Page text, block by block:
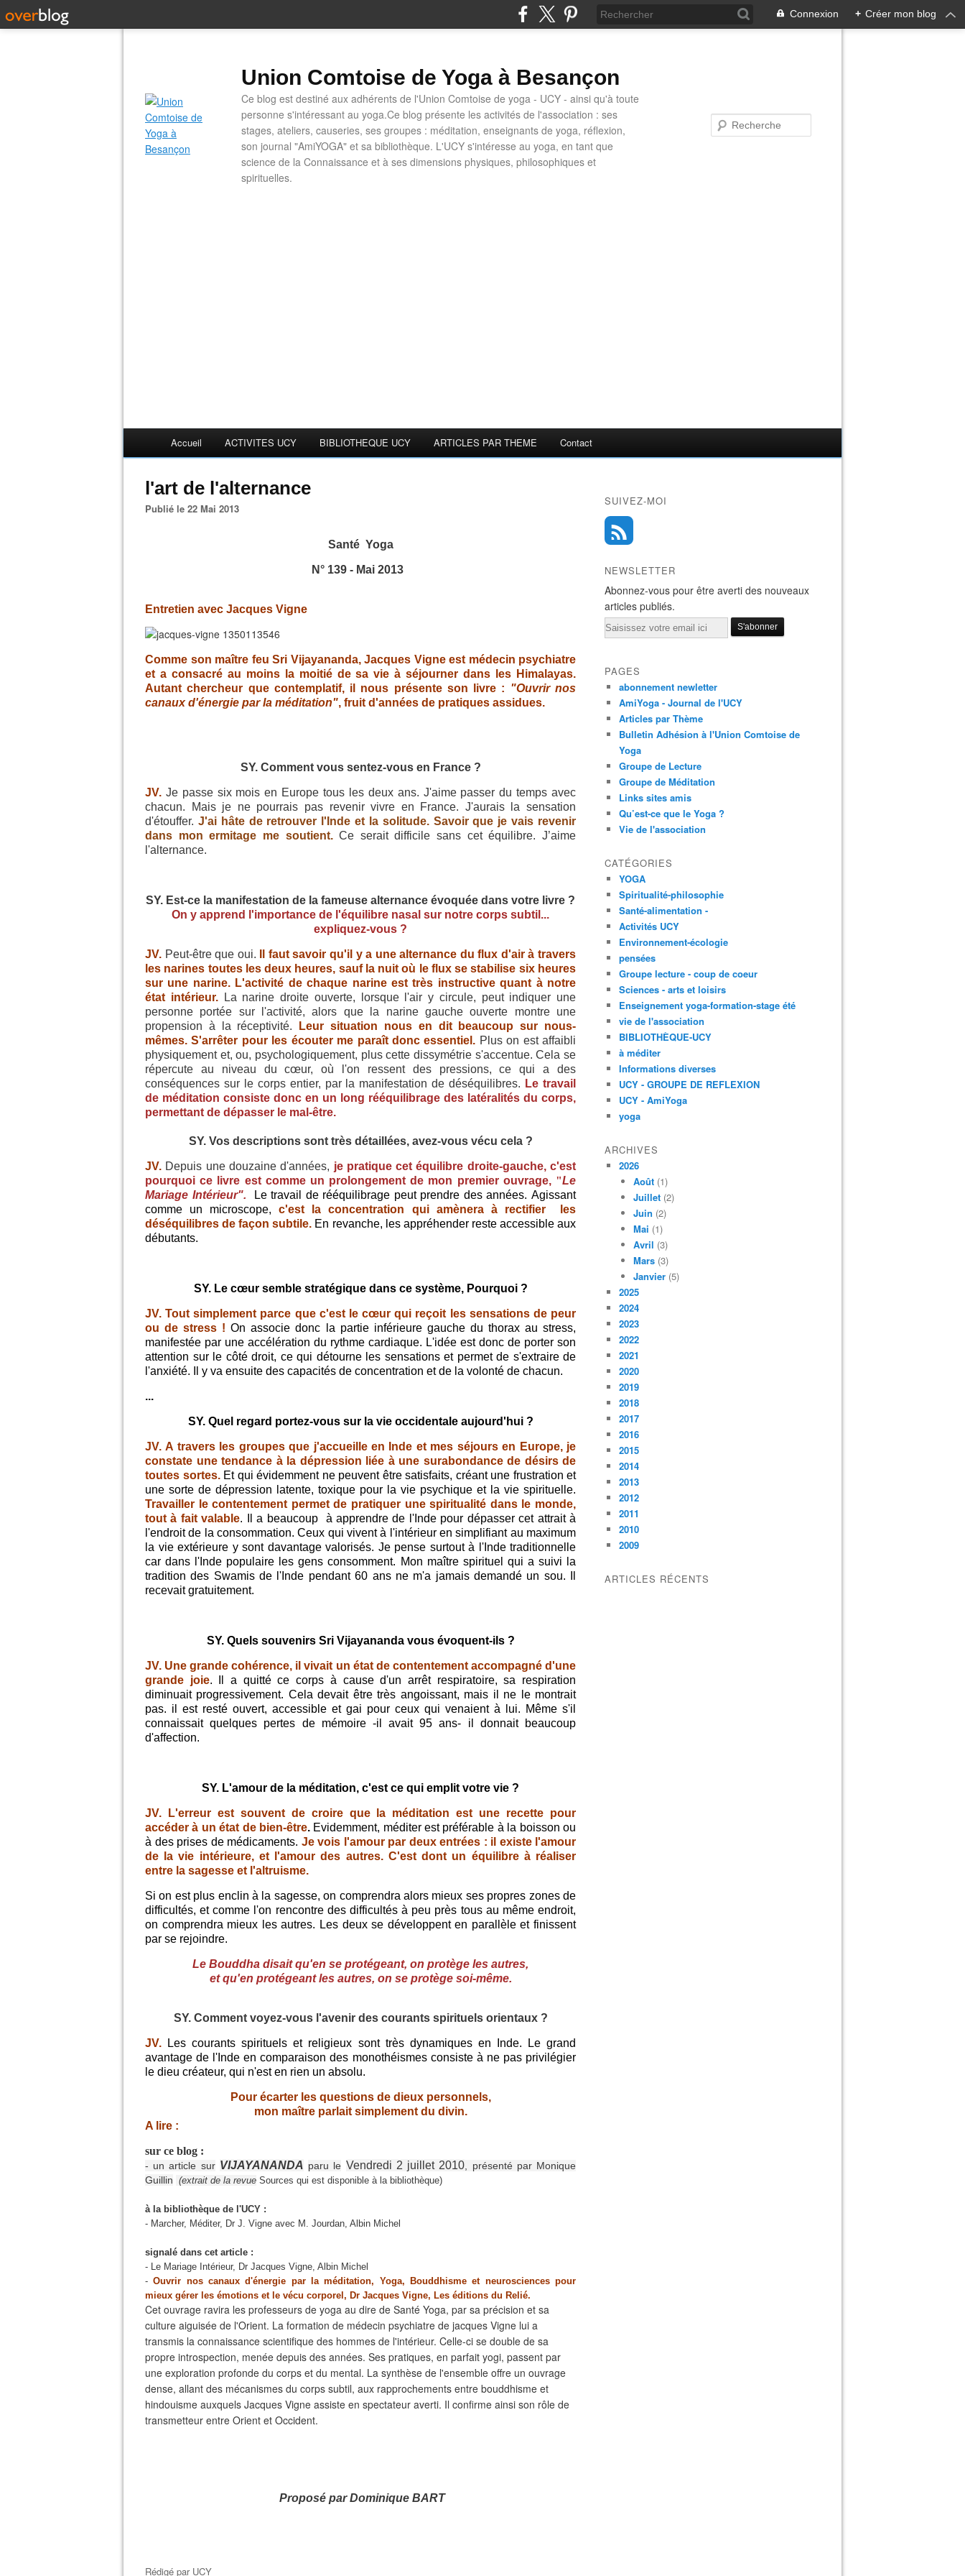
Connexion + Créer mon blog
Union Comtoise de Yoga à Besançon
Ce blog est destiné aux adhérents de l'Union Comtoise de yoga - UCY - ainsi qu'à toute
personne s'intéressant au yoga.Ce blog présente les activités de l'association : ses
stages, ateliers, causeries, ses groupes : méditation, enseignants de yoga, réflexion,
son journal "AmiYOGA" et sa bibliothèque. L'UCY s'intéresse au yoga, en tant que
science de la Connaissance et à ses dimensions physiques, philosophiques et
spirituelles.
Accueil ACTIVITES UCY BIBLIOTHEQUE UCY ARTICLES PAR THEME Contact
l'art de l'alternance
Publié le 22 Mai 2013
Santé Yoga
N° 139 - Mai 2013
Entretien avec Jacques Vigne
Comme son maître feu Sri Vijayananda, Jacques Vigne est médecin psychiatre
et a consacré au moins la moitié de sa vie à séjourner dans les Himalayas.
Autant chercheur que contemplatif, il nous présente son livre : "Ouvrir nos
canaux d'énergie par la méditation", fruit d'années de pratiques assidues.
SY. Comment vous sentez-vous en France ?
JV. Je passe six mois en Europe tous les deux ans. J'aime passer du temps avec
chacun. Mais je ne pourrais pas revenir vivre en France. J'aurais la sensation
d'étouffer. J'ai hâte de retrouver l'Inde et la solitude. Savoir que je vais revenir
dans mon ermitage me soutient.Ce serait difficile sans cet équilibre. J’aime
l'alternance.
SY. Est-ce la manifestation de la fameuse alternance évoquée dans votre livre ?
On y apprend l'importance de l'équilibre nasal sur notre corps subtil...
expliquez-vous ?
JV. Peut-être que oui.
Il faut savoir qu'il y a une alternance du flux d'air à travers
les narines toutes les deux heures, sauf la nuit où le flux se stabilise six heures
sur une narine. L'activité de chaque narine est très instructive quant à notre
état intérieur.La narine droite ouverte, lorsque l'air y circule, peut indiquer une
personne portée sur l'activité, alors que la narine gauche ouverte montre une
propension à la réceptivité.
Leur situation nous en dit beaucoup sur nous-
mêmes. S'arrêter pour les écouter me paraît donc essentiel. Plus on est affaibli
physiquement et, ou, psychologiquement, plus cette dissymétrie s'accentue. Cela se
répercute au niveau du cœur, où l'on ressent des pressions, ce qui a des
conséquences sur le corps entier, par la manifestation de déséquilibres. Le travail
de méditation consiste donc en un long rééquilibrage des latéralités du corps,
permettant de dépasser le mal-être.
SY. Vos descriptions sont très détaillées, avez-vous vécu cela ?
JV. Depuis une douzaine d'années, je pratique cet équilibre droite-gauche, c'est
pourquoi ce livre est comme un prolongement de mon premier ouvrage, "Le
Mariage Intérieur".
Le travail de rééquilibrage peut prendre des années. Agissant
comme un microscope, c'est la concentration qui amènera à rectifier les
déséquilibres de façon subtile. En revanche, les appréhender reste accessible aux
débutants.
SY. Le cœur semble stratégique dans ce système, Pourquoi ?
JV. Tout simplement parce que c'est le cœur qui reçoit les sensations de peur
ou de stress ! On associe donc la partie inférieure gauche du thorax au stress,
manifestée par une accélération du rythme cardiaque. L'idée est donc de porter son
attention sur le côté droit, ce qui détourne les sensations et permet de s'extraire de
l'anxiété. Il y va ensuite des capacités de concentration et de la volonté de chacun.
...
SY. Quel regard portez-vous sur la vie occidentale aujourd'hui ?
JV. A travers les groupes que j'accueille en Inde et mes séjours en Europe, je
constate une tendance à la dépression liée à une surabondance de désirs de
toutes sortes. Et qui évidemment ne peuvent être satisfaits, créant une frustration et
une sorte de dépression latente, toxique pour la vie psychique et la vie spirituelle.
Travailler le contentement permet de pratiquer une spiritualité dans le monde,
tout à fait valable. Il a beaucoup à apprendre de l'Inde pour dépasser cet attrait à
l'endroit de la consommation. Ceux qui vivent à l'intérieur en simplifiant au maximum
la vie extérieure y sont davantage valorisés. Je pense surtout à l'Inde traditionnelle
car dans l'Inde populaire les gens consomment. Mon maître spirituel qui a suivi la
tradition des Swamis de l'Inde pendant 60 ans ne m'a jamais demandé un sou. Il
recevait gratuitement.
SY. Quels souvenirs Sri Vijayananda vous évoquent-ils ?
JV. Une grande cohérence, il vivait un état de contentement accompagné d'une
grande joie. Il a quitté ce corps à cause d'un arrêt respiratoire, sa respiration
diminuait progressivement. Cela devait être très angoissant, mais il ne le montrait
pas. il est resté ouvert, accessible et gai pour ceux qui venaient à lui. Même s'il
connaissait quelques pertes de mémoire -il avait 95 ans- il donnait beaucoup
d'affection.
SY. L'amour de la méditation, c'est ce qui emplit votre vie ?
JV.
L'erreur est souvent de croire que la méditation est une recette pour
accéder à un état de bien-être. Evidemment, méditer est préférable à la boisson ou
à des prises de médicaments. Je vois l'amour par deux entrées : il existe l'amour
de la vie intérieure, et l'amour des autres. C'est dont un équilibre à réaliser
entre la sagesse et l'altruisme.
Si on est plus enclin à la sagesse, on comprendra alors mieux ses propres zones de
difficultés, et comme l'on rencontre des difficultés à peu près tous au même endroit,
on comprendra mieux les autres. Les deux se développent en parallèle et finissent
par se rejoindre.
Le Bouddha disait qu'en se protégeant, on protège les autres,
et qu'en protégeant les autres, on se protège soi-même.
SY. Comment voyez-vous l'avenir des courants spirituels orientaux ?
JV. Les courants spirituels et religieux sont très dynamiques en Inde. Le grand
avantage de l'Inde en comparaison des monothéismes consiste à ne pas privilégier
le dieu créateur, qui n'est en rien un absolu.
Pour écarter les questions de dieux personnels,
mon maître parlait simplement du divin.
A lire :
sur ce blog :
- un article sur VIJAYANANDA paru le Vendredi 2 juillet 2010 , présenté par Monique
Guillin (extrait de la revue Sources qui est disponible à la bibliothèque)
à la bibliothèque de l'UCY :
- Marcher, Méditer, Dr J. Vigne avec M. Jourdan, Albin Michel
signalé dans cet article :
- Le Mariage Intérieur, Dr Jacques Vigne, Albin Michel
-Ouvrir nos canaux d'énergie par la méditation, Yoga, Bouddhisme et neurosciences pour
mieux gérer les émotions et le vécu corporel, Dr Jacques Vigne, Les éditions du Relié.
Cet ouvrage ravira les professeurs de yoga au dire de Santé Yoga, par sa précision et sa
culture aiguisée de l'Orient. La formation de médecin psychiatre de jacques Vigne lui a
transmis la connaissance scientifique des hommes de l'intérieur. Celle-ci se double de sa
propre introspection, menée depuis des années. Ses pratiques, en parfait yogi, passent par
une exploration profonde du corps et du mental. La synthèse de l'ensemble offre un ouvrage
dense, allant des mécanismes du corps subtil, aux rapprochements entre bouddhisme et
hindouisme auxquels Jacques Vigne assiste en spectateur averti. Il confirme ainsi son rôle de
transmetteur entre Orient et Occident.
Proposé par Dominique BART
Rédigé par UCY
SUIVEZ-MOI
NEWSLETTER
Abonnez-vous pour être averti des nouveaux
articles publiés.
Email
PAGES
abonnement newletter
AmiYoga - Journal de l'UCY
Articles par Thème
Bulletin Adhésion à l'Union Comtoise de
Yoga
Groupe de Lecture
Groupe de Méditation
Links sites amis
Qu’est-ce que le Yoga ?
Vie de l'association
CATÉGORIES
YOGA
Spiritualité-philosophie
Santé-alimentation -
Activités UCY
Environnement-écologie
pensées
Groupe lecture - coup de coeur
Sciences - arts et loisirs
Enseignement yoga-formation-stage été
vie de l'association
BIBLIOTHÈQUE-UCY
à méditer
Informations diverses
UCY - GROUPE DE REFLEXION
UCY - AmiYoga
yoga
ARCHIVES
2026
Août (1)
Juillet (2)
Juin (2)
Mai (1)
Avril (3)
Mars (3)
Janvier (5)
2025
2024
2023
2022
2021
2020
2019
2018
2017
2016
2015
2014
2013
2012
2011
2010
2009
ARTICLES RÉCENTS